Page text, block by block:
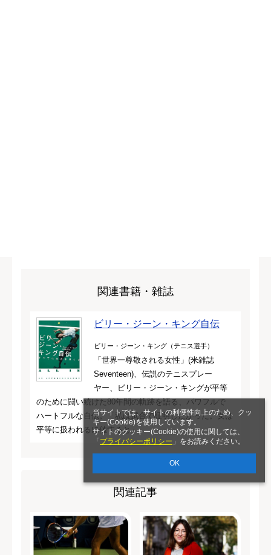
当サイトでは、サイトの利便性向上のため、クッ
キー(Cookie)を使用しています。
サイトのクッキー(Cookie)の使用に関しては、
「 プライバシーポリシー 」をお読みください。
OK
関連書籍・雑誌
ビリー・ジーン・キング自伝
ビリー・ジーン・キング（テニス選手）
「世界一尊敬される女性」(米雑誌
Seventeen)、伝説のテニスプレー
ヤー、ビリー・ジーン・キングが平等
のために闘い続けた80年間の軌跡を語る、パワフルで
ハートフルな自伝。「私は試合で証明したかった。女は
平等に扱われるに値すると」
関連記事